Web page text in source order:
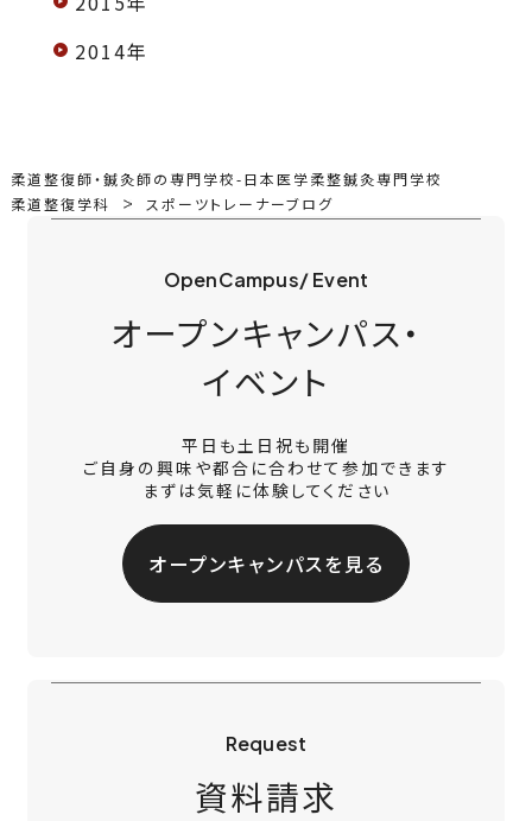
2014年
柔道整復師・鍼灸師の専門学校-日本医学柔整鍼灸専門学校
柔道整復学科
スポーツトレーナーブログ
OpenCampus/ Event
オープンキャンパス・
イベント
平日も土日祝も開催
ご自身の興味や都合に合わせて参加できます
まずは気軽に体験してください
オープンキャンパスを見る
Request
資料請求